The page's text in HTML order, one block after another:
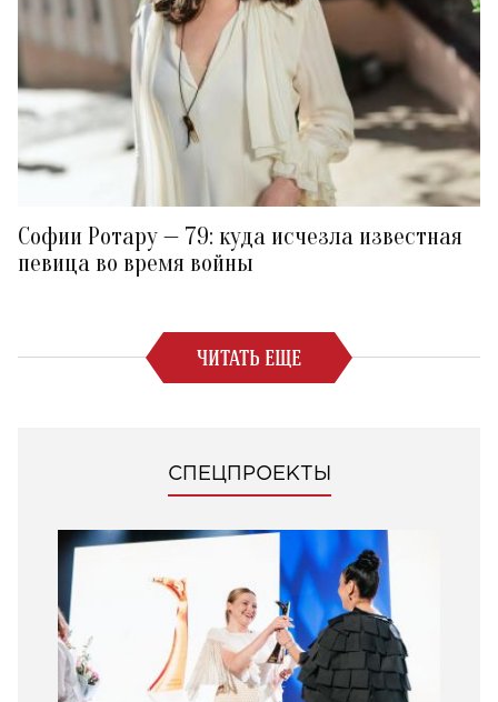
Софии Ротару — 79: куда исчезла известная
певица во время войны
ЧИТАТЬ ЕЩЕ
СПЕЦПРОЕКТЫ